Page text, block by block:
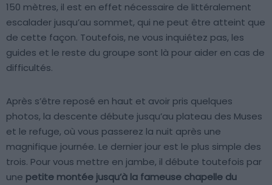
150 mètres, il est en effet nécessaire de littéralement
escalader jusqu’au sommet, qui ne peut être atteint que
de cette façon. Toutefois, ne vous inquiétez pas, les
guides et le reste du groupe sont là pour aider en cas de
difficultés.
Après s’être reposé en haut et avoir pris quelques
photos, la descente débute jusqu’au plateau des Muses
et le refuge, où vous passerez la nuit après une
magnifique journée. Le dernier jour est le plus simple des
trois. Pour vous mettre en jambe, il débute toutefois par
une petite montée jusqu’à la fameuse chapelle du